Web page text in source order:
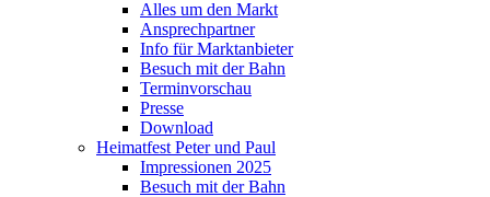
Alles um den Markt
Ansprechpartner
Info für Marktanbieter
Besuch mit der Bahn
Terminvorschau
Presse
Download
Heimatfest Peter und Paul
Impressionen 2025
Besuch mit der Bahn